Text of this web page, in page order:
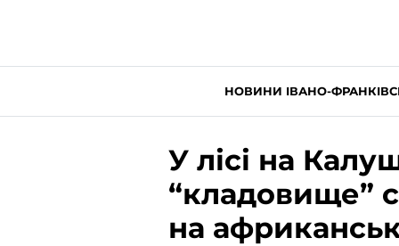
НОВИНИ ІВАНО-
У лісі на
“кладовище”
на